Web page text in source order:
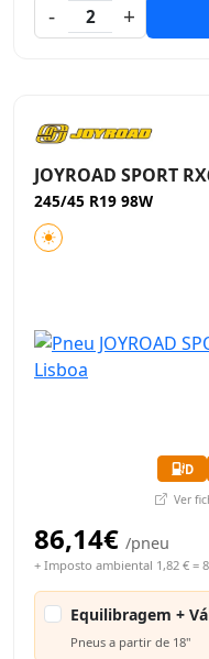
-
2 +
JOYROAD SPORT
245/45 R19 98W
D
Ver
86,14€ /pneu
+ Imposto ambiental 1,82 € =
Equilibragem +
Pneus a partir de 18"